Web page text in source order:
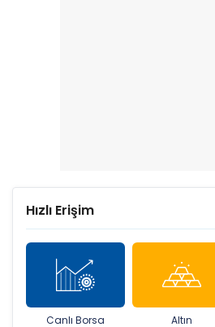
Hızlı Erişim
Canlı Borsa Altın